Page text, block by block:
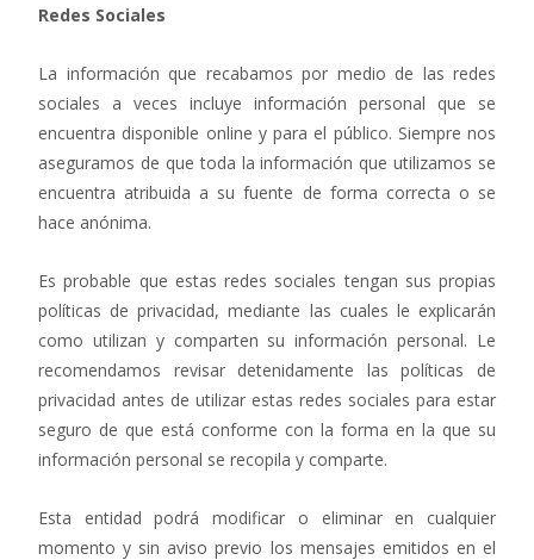
Redes Sociales
La información que recabamos por medio de las redes
sociales a veces incluye información personal que se
encuentra disponible online y para el público. Siempre nos
aseguramos de que toda la información que utilizamos se
encuentra atribuida a su fuente de forma correcta o se
hace anónima.
Es probable que estas redes sociales tengan sus propias
políticas de privacidad, mediante las cuales le explicarán
como utilizan y comparten su información personal. Le
recomendamos revisar detenidamente las políticas de
privacidad antes de utilizar estas redes sociales para estar
seguro de que está conforme con la forma en la que su
información personal se recopila y comparte.
Esta entidad podrá modificar o eliminar en cualquier
momento y sin aviso previo los mensajes emitidos en el